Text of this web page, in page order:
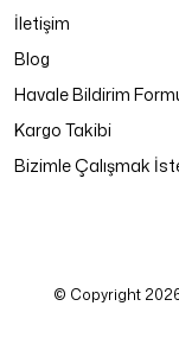
İletişim
Blog
Havale Bildirim
Kargo Takibi
Bizimle Çalışmak
© Copyright